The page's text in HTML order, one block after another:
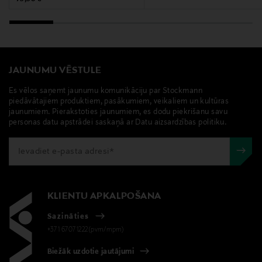
Butane, Propane, Aluminum Chlorohydrate, Isopropyl
Benzoate, Octyldodecanol, Parfum/Fragrance,
Charcoal Powder, Ethylhexylglycerin, Tocopherol,
Aqua/Water, Citronellol, Coumarin, Linalool,
Limonene. Tarkista ajan tasalla olevat ainesosat aina
ostamastasi pakkauksesta, koska ainesosaluettelo
Ražotāja daļas numurs
1113476
Ražotājs
JAUNUMU VĒSTULE
Es vēlos saņemt jaunumu komunikāciju par Stockmann
piedāvātajiem produktiem, pasākumiem, veikaliem un kultūras
jaunumiem. Pierakstoties jaunumiem, es dodu piekrišanu savu
personas datu apstrādei saskaņā ar Datu aizsardzības politiku.
KLIENTU APKALPOŠANA
Sazināties
+371 67071222(pvm/mpm)
Biežāk uzdotie jautājumi